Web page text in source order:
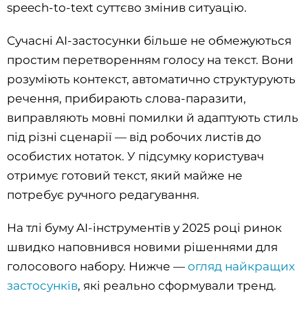
speech-to-text суттєво змінив ситуацію.
Сучасні AI-застосунки більше не обмежуються
простим перетворенням голосу на текст. Вони
розуміють контекст, автоматично структурують
речення, прибирають слова-паразити,
виправляють мовні помилки й адаптують стиль
під різні сценарії — від робочих листів до
особистих нотаток. У підсумку користувач
отримує готовий текст, який майже не
потребує ручного редагування.
На тлі буму AI-інструментів у 2025 році ринок
швидко наповнився новими рішеннями для
голосового набору. Нижче — огляд найкращих
застосунків, які реально сформували тренд.